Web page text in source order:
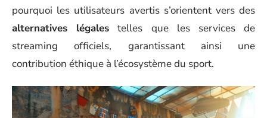
pourquoi les utilisateurs avertis s’orientent vers des
alternatives légales telles que les services de
streaming officiels, garantissant ainsi une
contribution éthique à l’écosystème du sport.